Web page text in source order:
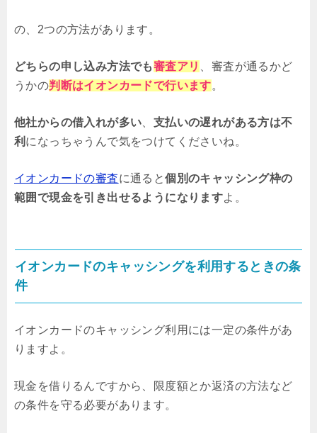
の、2つの方法があります。
どちらの申し込み方法でも審査アリ
、審査が通るかど
うかの判断はイオンカードで行います。
他社からの借入れが多い
支払いの遅れがある方は不
利 になっちゃうんで気をつけてくださいね。
イオンカードの審査に通ると個別のキャッシング枠の
範囲で現金を引き出せるようになりますよ。
イオンカードのキャッシングを利用するときの条
件
イオンカードのキャッシング利用には一定の条件があ
りますよ。
現金を借りるんですから、限度額とか返済の方法など
の条件を守る必要があります。